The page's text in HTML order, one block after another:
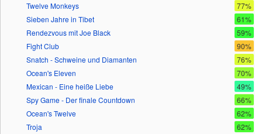
Twelve Monkeys
77%
Sieben Jahre in Tibet
61%
Rendezvous mit Joe Black
59%
Fight Club
90%
Snatch - Schweine und Diamanten
76%
Ocean's Eleven
70%
Mexican - Eine heiße Liebe
49%
Spy Game - Der finale Countdown
66%
Ocean's Twelve
62%
Troja
62%